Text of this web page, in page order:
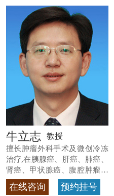
牛立志 教授
擅长肿瘤外科手术及微创冷冻
治疗,在胰腺癌、肝癌、肺癌、
肾癌、甲状腺癌、腹腔肿瘤等
>>查看专家详情
在线咨询 预约挂号